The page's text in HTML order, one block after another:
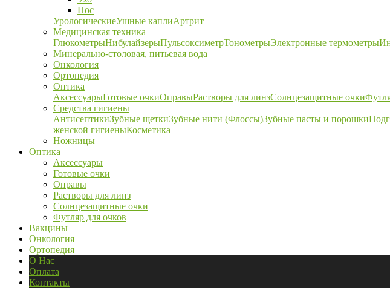
Нос
УрологическиеУшные каплиАртрит
Медицинская техника
ГлюкометрыНибулайзерыПульсоксиметрТонометрыЭлектронные термометры
Минерально-столовая, питьевая вода
Онкология
Ортопедия
Оптика
АксессуарыГотовые очкиОправыРастворы для линзСолнцезащитные очки
Средства гигиены
АнтисептикиЗубные щеткиЗубные нити (Флоссы)Зубные пасты и порошки
женской гигиеныКосметика
Ножницы
Оптика
Аксессуары
Готовые очки
Оправы
Растворы для линз
Солнцезащитные очки
Футляр для очков
Вакцины
Онкология
Ортопедия
О Нас
Оплата
Контакты